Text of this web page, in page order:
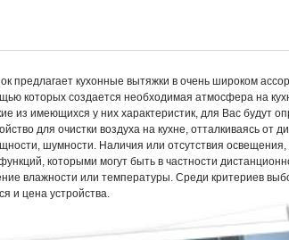
предлагает кухонные вытяжки в очень широком
которых создается необходимая атмосфера на
из имеющихся у них характеристик, для Вас будут
для очистки воздуха на кухне, отталкиваясь от
шумности. Наличия или отсутствия освещения,
которыми могут быть в частности
влажности или температуры. Среди критериев
и цена устройства.